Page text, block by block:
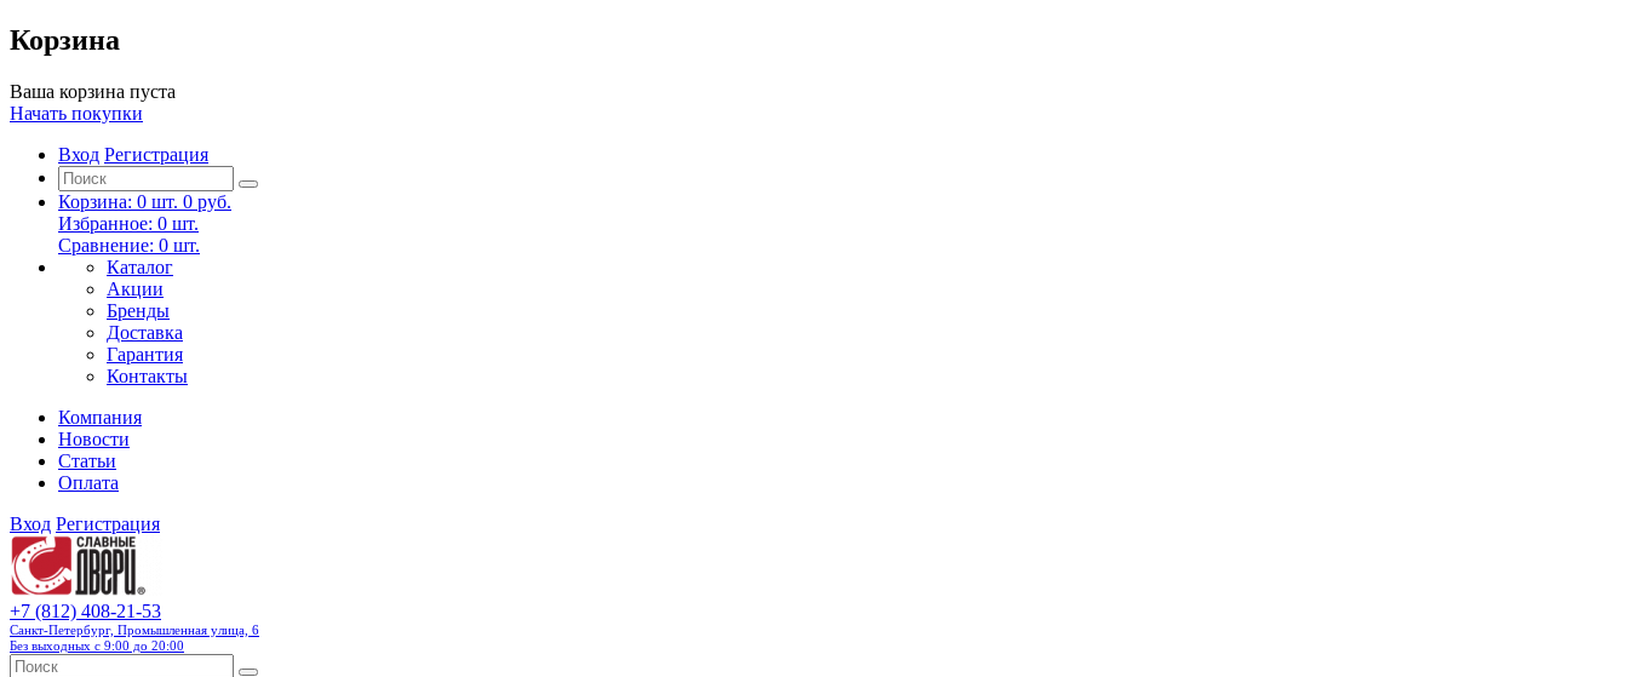
Корзина
Ваша корзина пуста
Начать покупки
Вход Регистрация
Корзина: 0 шт. 0 руб.
Избранное: 0 шт.
Сравнение: 0 шт.
Каталог
Акции
Бренды
Доставка
Гарантия
Контакты
Компания
Новости
Статьи
Оплата
Вход Регистрация
+7 (812) 408-21-53
Санкт-Петербург, Промышленная улица, 6
Без выходных с 9:00 до 20:00